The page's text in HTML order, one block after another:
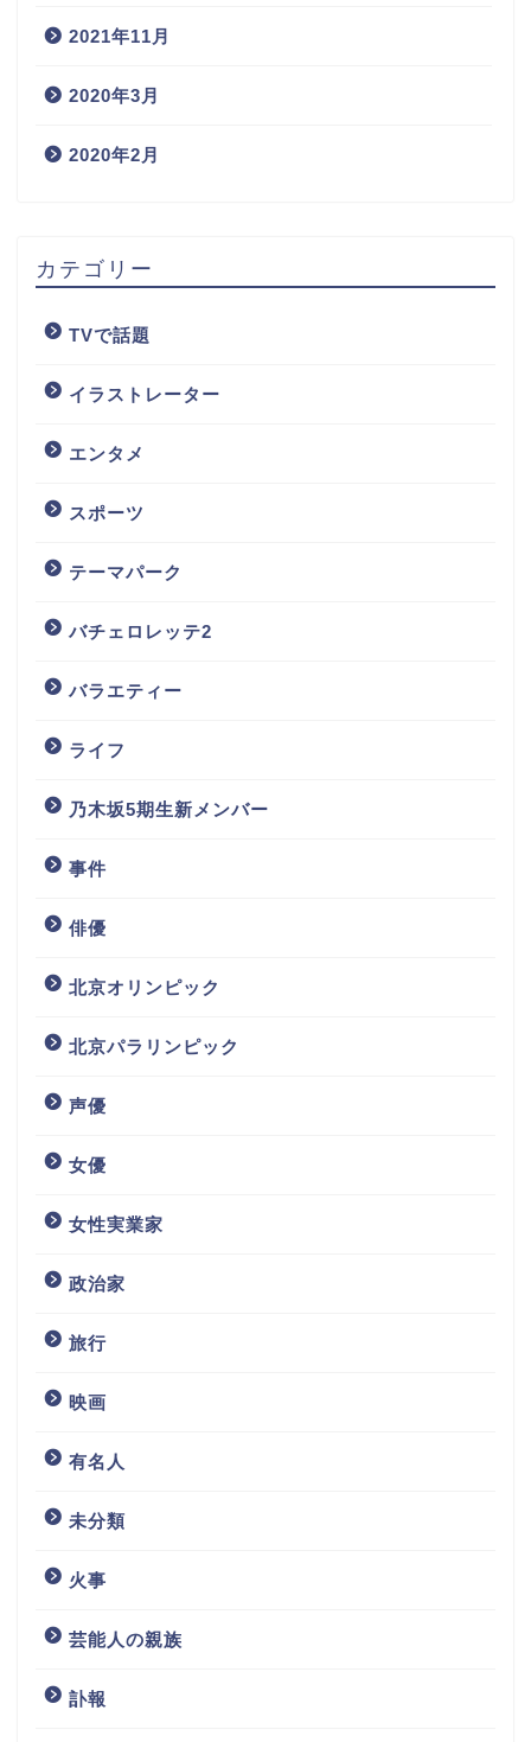
2021年11月
2020年3月
2020年2月
カテゴリー
TVで話題
イラストレーター
エンタメ
スポーツ
テーマパーク
バチェロレッテ2
バラエティー
ライフ
乃木坂5期生新メンバー
事件
俳優
北京オリンピック
北京パラリンピック
声優
女優
女性実業家
政治家
旅行
映画
有名人
未分類
火事
芸能人の親族
訃報